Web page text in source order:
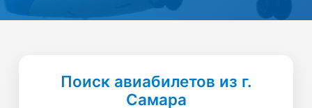
Поиск авиабилетов из г.
Самара